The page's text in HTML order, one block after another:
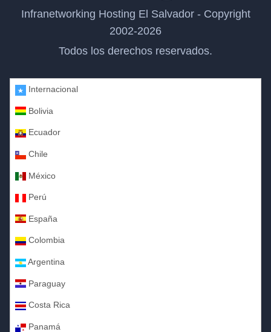
Infranetworking Hosting El Salvador - Copyright
2002-2026
Todos los derechos reservados.
Internacional
Bolivia
Ecuador
Chile
México
Perú
España
Colombia
Argentina
Paraguay
Costa Rica
Panamá